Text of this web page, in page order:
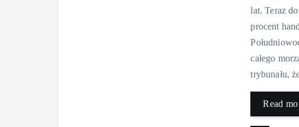
lat. Teraz
procent
całego
trybunału,
Read